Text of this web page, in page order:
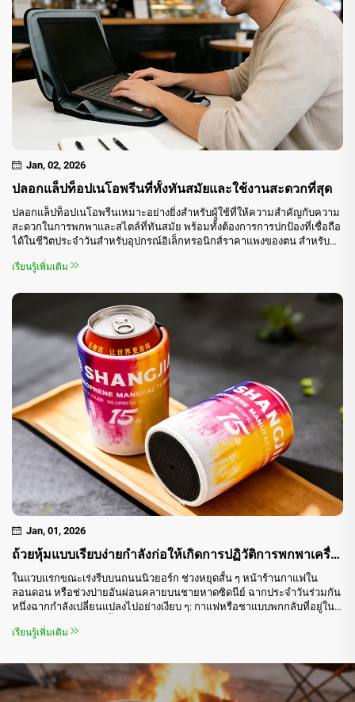
Jan, 02, 2026
ปลอกแล็ปท็อปเนโอพรีนที่ทั้งทันสมัยและใช้งานสะดวกที่สุด
ปลอกแล็ปท็อปเนโอพรีนเหมาะอย่างยิ่งสำหรับผู้ใช้ที่ให้ความสำคัญกับความ
สะดวกในการพกพาและสไตล์ที่ทันสมัย พร้อมทั้งต้องการการปกป้องที่เชื่อถือ
ได้ในชีวิตประจำวันสำหรับอุปกรณ์อิเล็กทรอนิกส์ราคาแพงของตน สำหรับ
เรียนรู้เพิ่มเติม
Jan, 01, 2026
ถ้วยหุ้มแบบเรียบง่ายกำลังก่อให้เกิดการปฏิวัติการพกพาเครื่องดื่มทั่วโลกอย่างไร — สำรวจข้อได้เปรียบหลัก แอปพลิเคชันที่หลากหลาย และคุณค่าอันจำเป็นยิ่ง
ในแวบแรกขณะเร่งรีบบนถนนนิวยอร์ก ช่วงหยุดสั้น ๆ หน้าร้านกาแฟใน
ลอนดอน หรือช่วงบ่ายอันผ่อนคลายบนชายหาดซิดนีย์ ฉากประจำวันร่วมกัน
หนึ่งฉากกำลังเปลี่ยนแปลงไปอย่างเงียบ ๆ: กาแฟหรือชาแบบพกกลับที่อยู่ใน
เรียนรู้เพิ่มเติม